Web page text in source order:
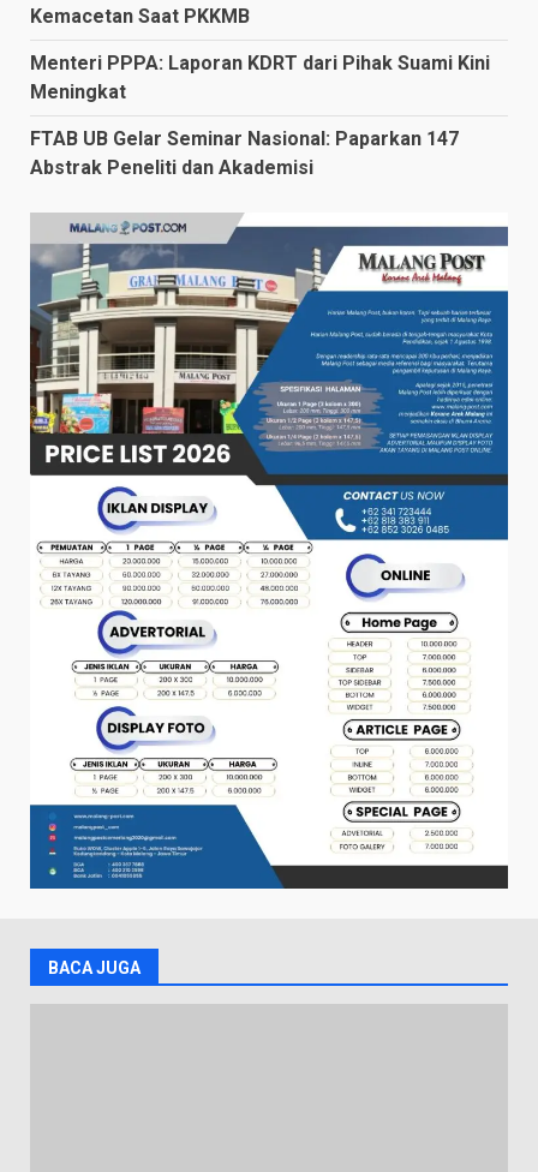
Kemacetan Saat PKKMB
Menteri PPPA: Laporan KDRT dari Pihak Suami Kini
Meningkat
FTAB UB Gelar Seminar Nasional: Paparkan 147
Abstrak Peneliti dan Akademisi
BACA JUGA